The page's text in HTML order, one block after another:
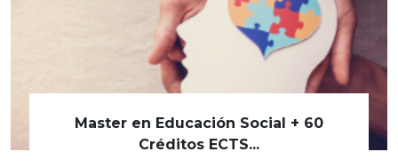
Master en Educación Social + 60
Créditos ECTS...